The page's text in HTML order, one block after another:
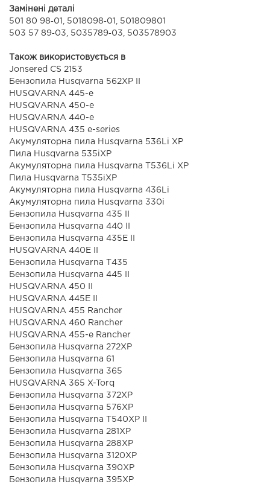
Замінені деталі
501 80 98‑01, 5018098‑01, 501809801
503 57 89‑03, 5035789‑03, 503578903
Також використовується в
Jonsered CS 2153
Бензопила Husqvarna 562XP II
HUSQVARNA 445-e
HUSQVARNA 450-e
HUSQVARNA 440-e
HUSQVARNA 435 e-series
Акумуляторна пила Husqvarna 536Li XP
Пила Husqvarna 535iXP
Акумуляторна пила Husqvarna T536Li XP
Пила Husqvarna T535iXP
Акумуляторна пила Husqvarna 436Li
Акумуляторна пила Husqvarna 330i
Бензопила Husqvarna 435 II
Бензопила Husqvarna 440 II
Бензопила Husqvarna 435Е II
HUSQVARNA 440E II
Бензопила Husqvarna T435
Бензопила Husqvarna 445 II
HUSQVARNA 450 II
HUSQVARNA 445E II
HUSQVARNA 455 Rancher
HUSQVARNA 460 Rancher
HUSQVARNA 455-e Rancher
Бензопила Husqvarna 272XP
Бензопила Husqvarna 61
Бензопила Husqvarna 365
HUSQVARNA 365 X-Torq
Бензопила Husqvarna 372XP
Бензопила Husqvarna 576ХР
Бензопила Husqvarna T540XP II
Бензопила Husqvarna 281XP
Бензопила Husqvarna 288XP
Бензопила Husqvarna 3120ХР
Бензопила Husqvarna 390ХР
Бензопила Husqvarna 395ХР